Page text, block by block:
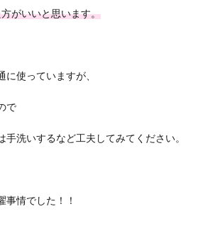
がいいと思います。
使っていますが、
で
洗いするなど工夫してみてください。
事情でした！！